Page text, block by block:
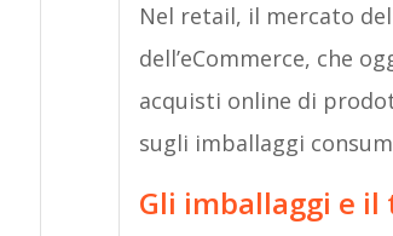
Nel retail, il mercato
dell’eCommerce, che
acquisti online di
sugli imballaggi
Gli imballaggi e